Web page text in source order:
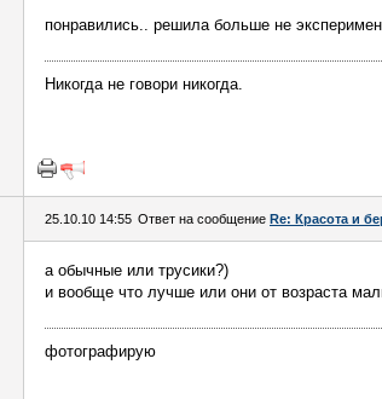
понравились.. решила больше не
Никогда не говори никогда.
25.10.10 14:55 Ответ на сообщение Re: Красота и
а обычные или трусики?)
и вообще что лучше или они от возраста
фотографирую